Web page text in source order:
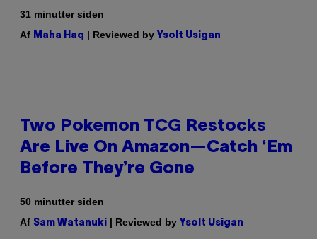
31 minutter siden
Af Maha Haq | Reviewed by Ysolt Usigan
Two Pokemon TCG Restocks
Are Live On Amazon—Catch ‘Em
Before They’re Gone
50 minutter siden
Af Sam Watanuki | Reviewed by Ysolt Usigan